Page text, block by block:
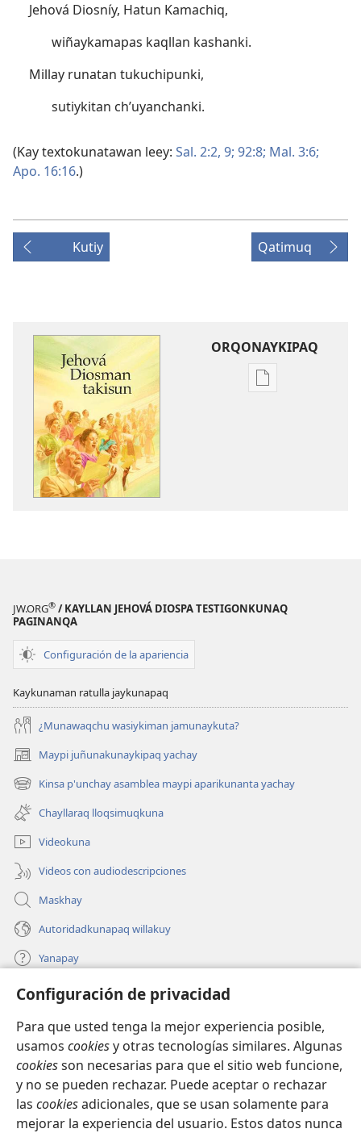
Configuración de privacidad
Para que usted tenga la mejor experiencia posible,
usamos cookiesy otras tecnologías similares. Algunas
cookiesson necesarias para que el sitio web funcione,
y no se pueden rechazar. Puede aceptar o rechazar
las cookiesadicionales, que se usan solamente para
mejorar la experiencia del usuario. Estos datos nunca
Jehová Diosníy, Hatun Kamachiq,
wiñaykamapas kaqllan kashanki.
Millay runatan tukuchipunki,
sutiykitan ch’uyanchanki.
(Kay textokunatawan leey: Sal. 2:2, 9; 92:8; Mal. 3:6;
Apo. 16:16.)
Kutiy Qatimuq
ORQONAYKIPAQ
Kaypi
JW.ORG® / KAYLLAN JEHOVÁ DIOSPA TESTIGONKUNAQ
PAGINANQA
Configuración de la apariencia
Kaykunaman ratulla jaykunapaq
¿Munawaqchu wasiykiman jamunaykuta?
Maypi juñunakunaykipaq yachay
(abre
una
nueva
ventana)
Kinsa p'unchay asamblea maypi aparikunanta yachay
(abre
una
nueva
ventana)
Chayllaraq lloqsimuqkuna
Videokuna
Videos con audiodescripciones
Maskhay
Autoridadkunapaq willakuy
Yanapay
Donacionta churanapaq
una
nueva
ventana)
INTERNETPI QELQANCHISKUNA Watchtower™
(abre
una
nueva
ventana)
JW Hub
(abre
una
nueva JW Library ®